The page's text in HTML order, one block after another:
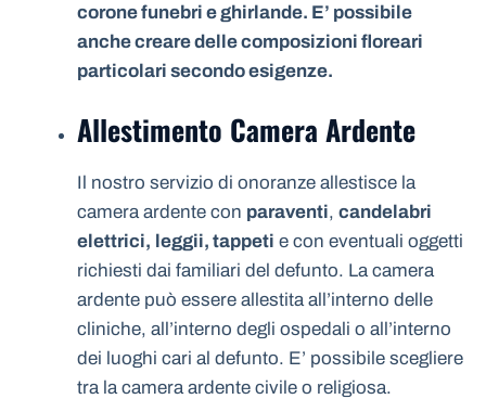
corone funebri e ghirlande. E’ possibile
anche creare delle composizioni floreari
particolari secondo esigenze.
Allestimento Camera Ardente
Il nostro servizio di onoranze allestisce la
camera ardente con paraventi, candelabri
elettrici, leggii, tappeti e con eventuali oggetti
richiesti dai familiari del defunto. La camera
ardente può essere allestita all’interno delle
cliniche, all’interno degli ospedali o all’interno
dei luoghi cari al defunto. E’ possibile scegliere
tra la camera ardente civile o religiosa.